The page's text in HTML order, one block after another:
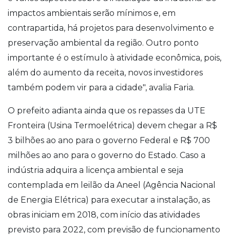
impactos ambientais serão mínimos e, em
contrapartida, há projetos para desenvolvimento e
preservação ambiental da região. Outro ponto
importante é o estímulo à atividade econômica, pois,
além do aumento da receita, novos investidores
também podem vir para a cidade", avalia Faria.
O prefeito adianta ainda que os repasses da UTE
Fronteira (Usina Termoelétrica) devem chegar a R$
3 bilhões ao ano para o governo Federal e R$ 700
milhões ao ano para o governo do Estado. Caso a
indústria adquira a licença ambiental e seja
contemplada em leilão da Aneel (Agência Nacional
de Energia Elétrica) para executar a instalação, as
obras iniciam em 2018, com início das atividades
previsto para 2022, com previsão de funcionamento